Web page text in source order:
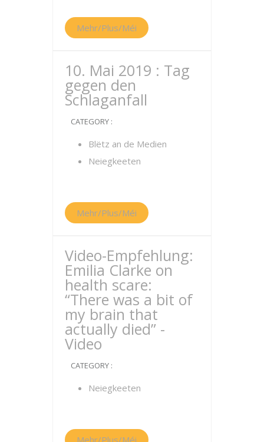
Mehr/Plus/Méi
10. Mai 2019 : Tag
gegen den
Schlaganfall
CATEGORY :
Blëtz an de Medien
Neiegkeeten
Mehr/Plus/Méi
Video-Empfehlung:
Emilia Clarke on
health scare:
“There was a bit of
my brain that
actually died” -
Video
CATEGORY :
Neiegkeeten
Mehr/Plus/Méi